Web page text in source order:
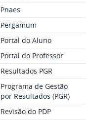
Pnaes
Pergamum
Portal do Aluno
Portal do Professor
Resultados PGR
Programa de Gestão
por Resultados (PGR)
Revisão do PDP